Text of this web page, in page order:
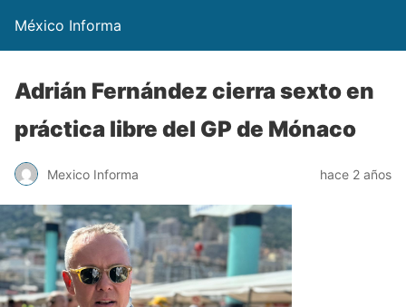
México Informa
Adrián Fernández cierra sexto en
práctica libre del GP de Mónaco
Mexico Informa hace 2 años